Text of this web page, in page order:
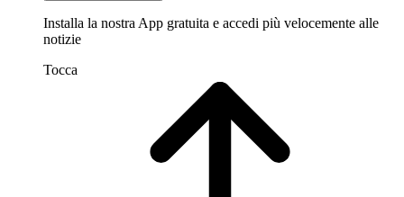
Installa la nostra App gratuita e accedi più velocemente alle
notizie
Tocca